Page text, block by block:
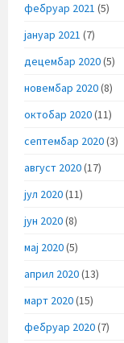
фебруар 2021 (5)
јануар 2021 (7)
децембар 2020(5)
новембар 2020(8)
октобар 2020(11)
септембар 2020(3)
август 2020(17)
јул 2020(11)
јун 2020(8)
мај 2020(5)
април 2020(13)
март 2020(15)
фебруар 2020(7)